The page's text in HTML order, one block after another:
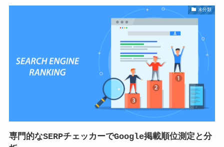
未分類
専門的なSERPチェッカーでGoogle掲載順位測定と分